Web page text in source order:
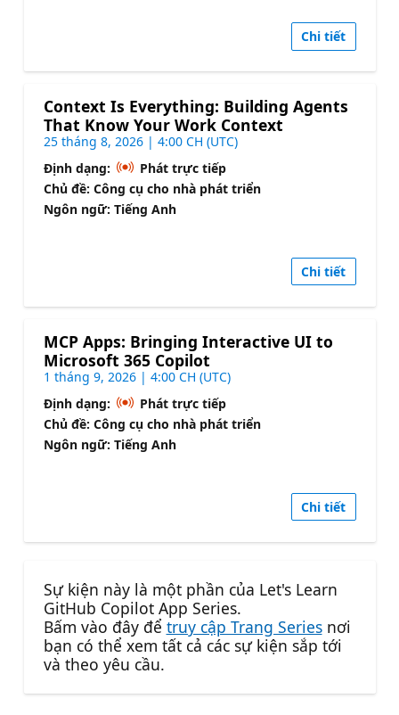
Chi tiết
Context Is Everything: Building Agents
That Know Your Work Context
25 tháng 8, 2026 | 4:00 CH (UTC)
Định dạng:
Phát trực tiếp
Chủ đề: Công cụ cho nhà phát triển
Ngôn ngữ: Tiếng Anh
Chi tiết
MCP Apps: Bringing Interactive UI to
Microsoft 365 Copilot
1 tháng 9, 2026 | 4:00 CH (UTC)
Định dạng:
Phát trực tiếp
Chủ đề: Công cụ cho nhà phát triển
Ngôn ngữ: Tiếng Anh
Chi tiết
Sự kiện này là một phần của Let's Learn
GitHub Copilot App Series.
Bấm vào đây để truy cập Trang Seriesnơi
bạn có thể xem tất cả các sự kiện sắp tới
và theo yêu cầu.